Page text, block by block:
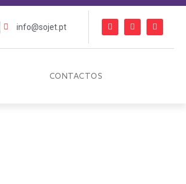
info@sojet.pt
CONTACTOS